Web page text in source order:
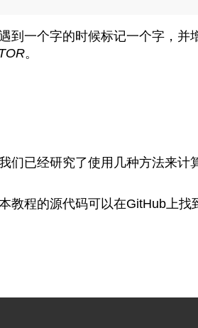
到一个字的时候标记一个字，
。
们已经研究了使用几种方法来
教程的源代码可以在GitHub上找